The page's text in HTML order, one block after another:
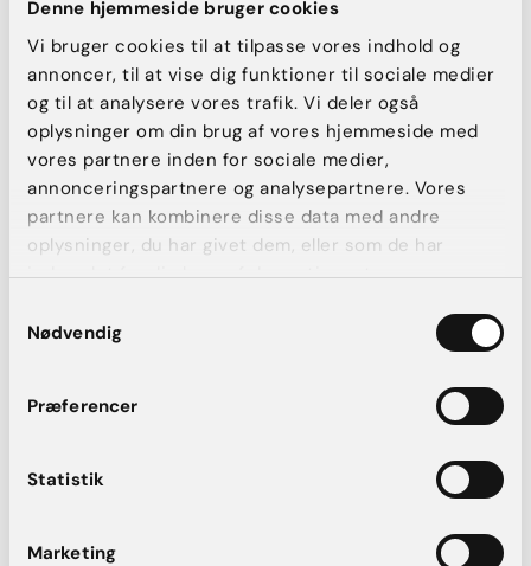
Denne hjemmeside bruger cookies
Vi bruger cookies til at tilpasse vores indhold og
annoncer, til at vise dig funktioner til sociale medier
og til at analysere vores trafik. Vi deler også
oplysninger om din brug af vores hjemmeside med
vores partnere inden for sociale medier,
annonceringspartnere og analysepartnere. Vores
partnere kan kombinere disse data med andre
oplysninger, du har givet dem, eller som de har
indsamlet fra din brug af deres tjenester.
Nødvendig
Præferencer
Statistik
Marketing
Anders Ulrik CV
2016: Speciallæge i plastikkirurgi
Fra 2016: Overlæge hos Nygart Privathospital (sidenhen